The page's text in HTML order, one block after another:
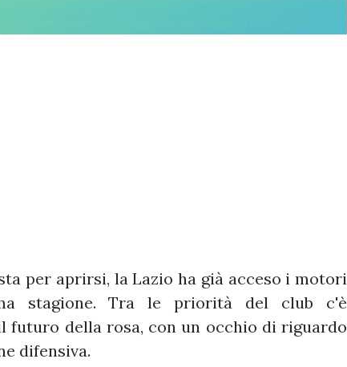
per aprirsi, la Lazio ha già acceso i motori
stagione. Tra le priorità del club c'è
futuro della rosa, con un occhio di riguardo
difensiva.